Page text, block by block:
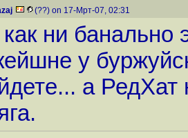
(??) on 17-Мрт-07, 02:31
ни банально
у
а РедХат